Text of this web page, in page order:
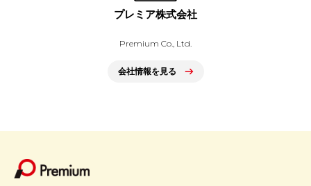
プレミア株式会社
Premium Co., Ltd.
会社情報を見る